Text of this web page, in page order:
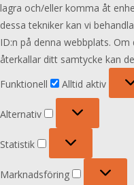
lagra och/eller komma åt
dessa tekniker kan vi
ID:n på denna webbplats.
återkallar ditt samtycke kan
Funktionell
Alltid aktiv
Alternativ
Statistik
Marknadsföring